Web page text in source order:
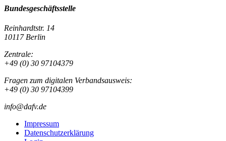
Bundesgeschäftsstelle
Reinhardtstr. 14
10117 Berlin
Zentrale:
+49 (0) 30 97104379
Fragen zum digitalen Verbandsausweis:
+49 (0) 30 97104399
info@dafv.de
Impressum
Datenschutzerklärung